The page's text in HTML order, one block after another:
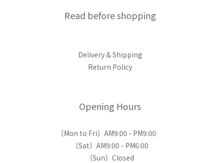
Read before shopping
Delivery & Shipping
Return Policy
Opening Hours
〔Mon to Fri〕AM9:00 - PM9:00
〔Sat〕AM9:00 - PM6:00
〔Sun〕Closed